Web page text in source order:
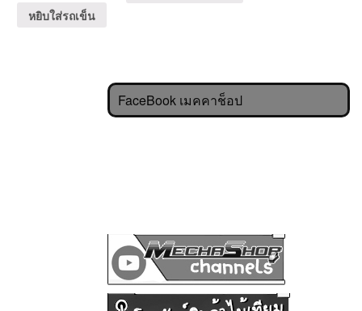
หยิบใส่รถเข็น
FaceBook เมคคาช็อป